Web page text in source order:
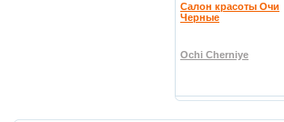
Салон красоты Очи
Черные
Ochi Cherniye